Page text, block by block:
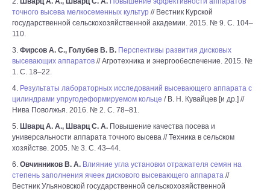
точного высева мелкосеменных культур // Вестник Курской
государственной сельскохозяйственной академии. 2015. № 9. С. 104–
110.
3. Фирсов А. С., Голубев В. В. Перспективы развития дисковых
высевающих аппаратов // Агротехника и энергообеспечение. 2015. №
1. С. 18–22.
4. Результаты лабораторных исследований высевающего аппарата с
цилиндрами упругодеформируемом кольце / В. Н. Кувайцев [и др.] //
Нива Поволжья. 2016. № 2. С. 78–81.
5. Шварц А. А., Шварц С. А. Повышение качества посева и
универсальности аппарата точного высева // Техника в сельском
хозяйстве. 2005. № 3. С. 43–44.
6. Овчинников В. А. Влияние угла установки отражателя семян на
степень заполнения ячеек дискового высевающего аппарата //
Вестник Ульяновской государственной сельскохозяйственной